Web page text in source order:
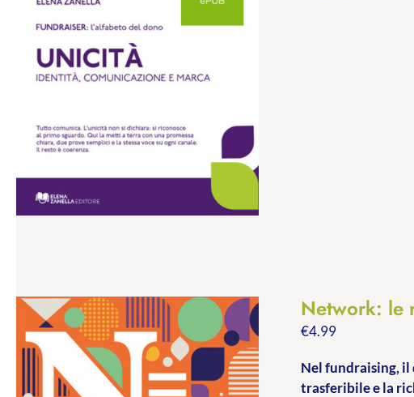
Network: le
€4.99
Nel fundraising, il
trasferibile e la